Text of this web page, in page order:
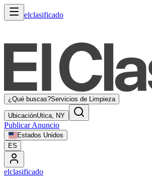
elclasificado
¿Qué buscas?Servicios de Limpieza
UbicaciónUtica, NY
Publicar Anuncio
Estados Unidos
ES
elclasificado